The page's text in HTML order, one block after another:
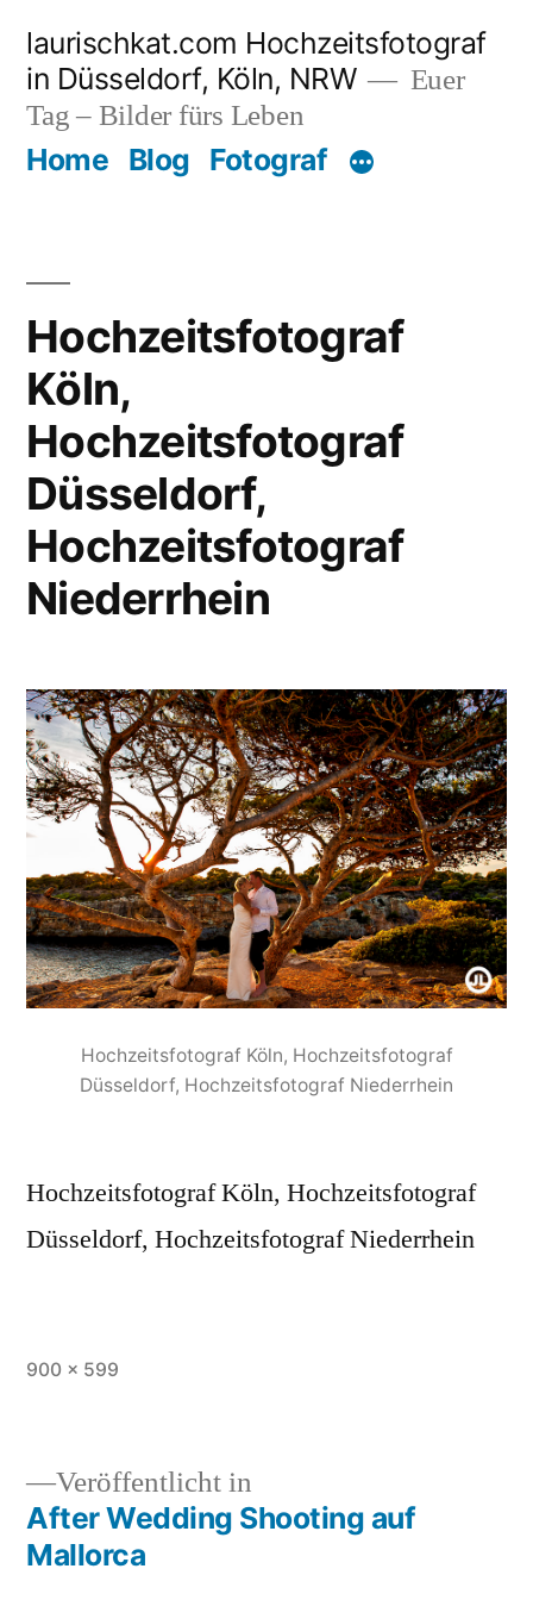
Inhalt
springen
laurischkat.com Hochzeitsfotograf
in Düsseldorf, Köln, NRW
Euer
Tag – Bilder fürs Leben
Home Blog Fotograf
Hochzeitsfotograf
Köln,
Hochzeitsfotograf
Düsseldorf,
Hochzeitsfotograf
Niederrhein
Hochzeitsfotograf Köln, Hochzeitsfotograf
Düsseldorf, Hochzeitsfotograf Niederrhein
Hochzeitsfotograf Köln, Hochzeitsfotograf
Düsseldorf, Hochzeitsfotograf Niederrhein
Originalgröße
900 × 599
Beitragsnavigation
Veröffentlicht in
After Wedding Shooting auf
Mallorca